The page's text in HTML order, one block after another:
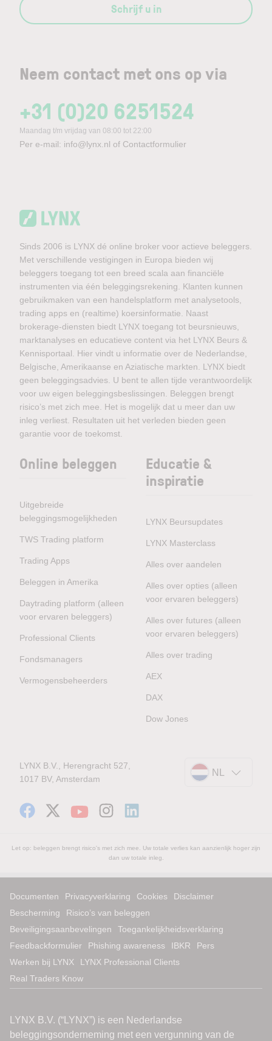
Neem contact met ons op via
+31 (0)20 6251524
Maandag t/m vrijdag van 08:00 tot 22:00
Per e-mail: info@lynx.nl of Contactformulier
Schrijf u in
Sinds 2006 is LYNX dé online broker voor actieve beleggers.
Met verschillende vestigingen in Europa bieden wij
beleggers toegang tot een breed scala aan financiële
instrumenten via één beleggingsrekening. Klanten kunnen
gebruikmaken van een handelsplatform met analysetools,
trading apps en (realtime) koersinformatie. Naast
brokerage-diensten biedt LYNX toegang tot beursnieuws,
marktanalyses en educatieve content via het LYNX Beurs &
Kennisportaal. Hier vindt u informatie over de Nederlandse,
Belgische, Amerikaanse en Aziatische markten. LYNX biedt
geen beleggingsadvies. U bent te allen tijde verantwoordelijk
voor uw eigen beleggingsbeslissingen. Beleggen brengt
risico’s met zich mee. Het is mogelijk dat u meer dan uw
inleg verliest. Resultaten uit het verleden bieden geen
garantie voor de toekomst.
Online beleggen
Uitgebreide
beleggingsmogelijkheden
TWS Trading platform
Trading Apps
Beleggen in Amerika
Daytrading platform (alleen
voor ervaren beleggers)
Professional Clients
Fondsmanagers
Vermogensbeheerders
Educatie &
inspiratie
LYNX Beursupdates
LYNX Masterclass
Alles over aandelen
Alles over opties (alleen
voor ervaren beleggers)
Alles over futures (alleen
voor ervaren beleggers)
Alles over trading
AEX
DAX
Dow Jones
LYNX B.V., Herengracht 527,
1017 BV, Amsterdam
NL
Let op: beleggen brengt risico's met zich mee. Uw totale verlies kan aanzienlijk hoger zijn
dan uw totale inleg.
Documenten Privacyverklaring Cookies
Disclaimer
Bescherming
Risico’s van beleggen
Beveiligingsaanbevelingen
Toegankelijkheidsverklaring
Feedbackformulier
Phishing awareness IBKR
Pers
Werken bij LYNX
LYNX Professional Clients
Real Traders Know